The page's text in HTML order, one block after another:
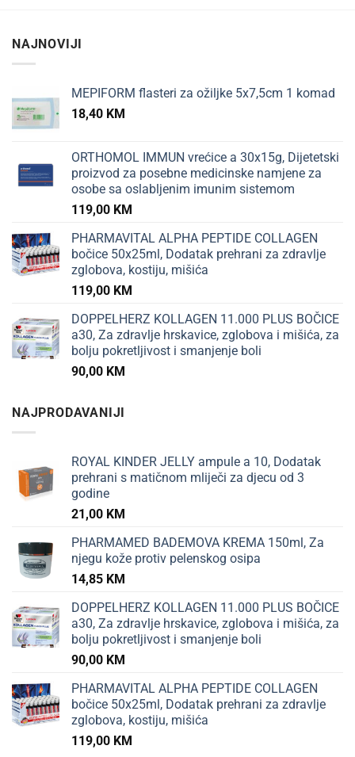
NAJNOVIJI
MEPIFORM flasteri za ožiljke 5x7,5cm 1 komad
18,40 KM
ORTHOMOL IMMUN vrećice a 30x15g, Dijetetski
proizvod za posebne medicinske namjene za
osobe sa oslabljenim imunim sistemom
119,00 KM
PHARMAVITAL ALPHA PEPTIDE COLLAGEN
bočice 50x25ml, Dodatak prehrani za zdravlje
zglobova, kostiju, mišića
119,00 KM
DOPPELHERZ KOLLAGEN 11.000 PLUS BOČICE
a30, Za zdravlje hrskavice, zglobova i mišića, za
bolju pokretljivost i smanjenje boli
90,00 KM
NAJPRODAVANIJI
ROYAL KINDER JELLY ampule a 10, Dodatak
prehrani s matičnom mliječi za djecu od 3
godine
21,00 KM
PHARMAMED BADEMOVA KREMA 150ml, Za
njegu kože protiv pelenskog osipa
14,85 KM
DOPPELHERZ KOLLAGEN 11.000 PLUS BOČICE
a30, Za zdravlje hrskavice, zglobova i mišića, za
bolju pokretljivost i smanjenje boli
90,00 KM
PHARMAVITAL ALPHA PEPTIDE COLLAGEN
bočice 50x25ml, Dodatak prehrani za zdravlje
zglobova, kostiju, mišića
119,00 KM